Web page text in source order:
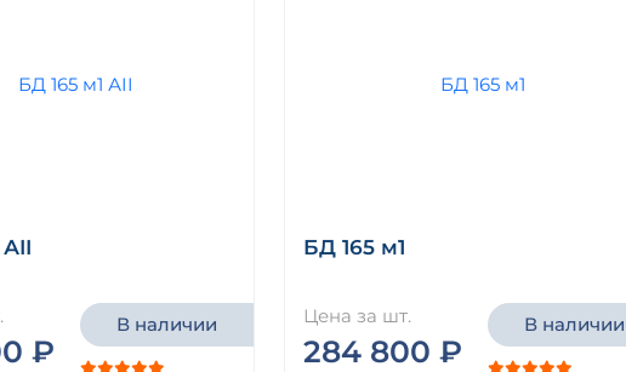
АII
₽
В наличии
БД 165 м1
Цена за шт.
284 800 ₽
В наличии